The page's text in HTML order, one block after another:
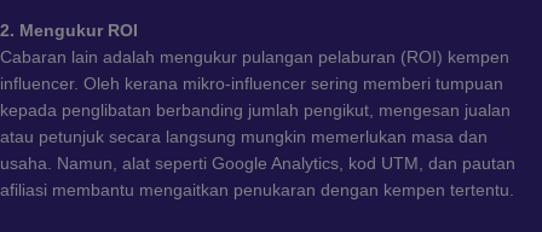
2. Mengukur ROI
Cabaran lain adalah mengukur pulangan pelaburan (ROI) kempen
influencer. Oleh kerana mikro-influencer sering memberi tumpuan
kepada penglibatan berbanding jumlah pengikut, mengesan jualan
atau petunjuk secara langsung mungkin memerlukan masa dan
usaha. Namun, alat seperti Google Analytics, kod UTM, dan pautan
afiliasi membantu mengaitkan penukaran dengan kempen tertentu.